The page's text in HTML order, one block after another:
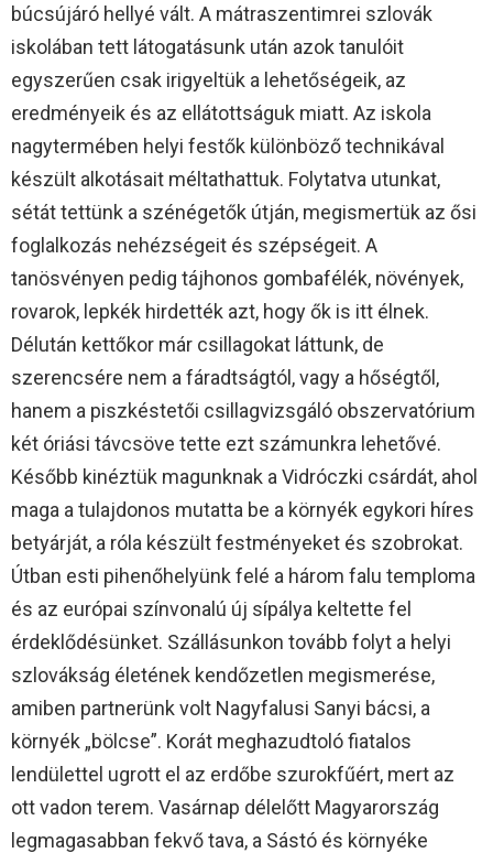
búcsújáró hellyé vált. A mátraszentimrei szlovák
iskolában tett látogatásunk után azok tanulóit
egyszerűen csak irigyeltük a lehetőségeik, az
eredményeik és az ellátottságuk miatt. Az iskola
nagytermében helyi festők különböző technikával
készült alkotásait méltathattuk. Folytatva utunkat,
sétát tettünk a szénégetők útján, megismertük az ősi
foglalkozás nehézségeit és szépségeit. A
tanösvényen pedig tájhonos gombafélék, növények,
rovarok, lepkék hirdették azt, hogy ők is itt élnek.
Délután kettőkor már csillagokat láttunk, de
szerencsére nem a fáradtságtól, vagy a hőségtől,
hanem a piszkéstetői csillagvizsgáló obszervatórium
két óriási távcsöve tette ezt számunkra lehetővé.
Később kinéztük magunknak a Vidróczki csárdát, ahol
maga a tulajdonos mutatta be a környék egykori híres
betyárját, a róla készült festményeket és szobrokat.
Útban esti pihenőhelyünk felé a három falu temploma
és az európai színvonalú új sípálya keltette fel
érdeklődésünket. Szállásunkon tovább folyt a helyi
szlovákság életének kendőzetlen megismerése,
amiben partnerünk volt Nagyfalusi Sanyi bácsi, a
környék „bölcse”. Korát meghazudtoló fiatalos
lendülettel ugrott el az erdőbe szurokfűért, mert az
ott vadon terem. Vasárnap délelőtt Magyarország
legmagasabban fekvő tava, a Sástó és környéke